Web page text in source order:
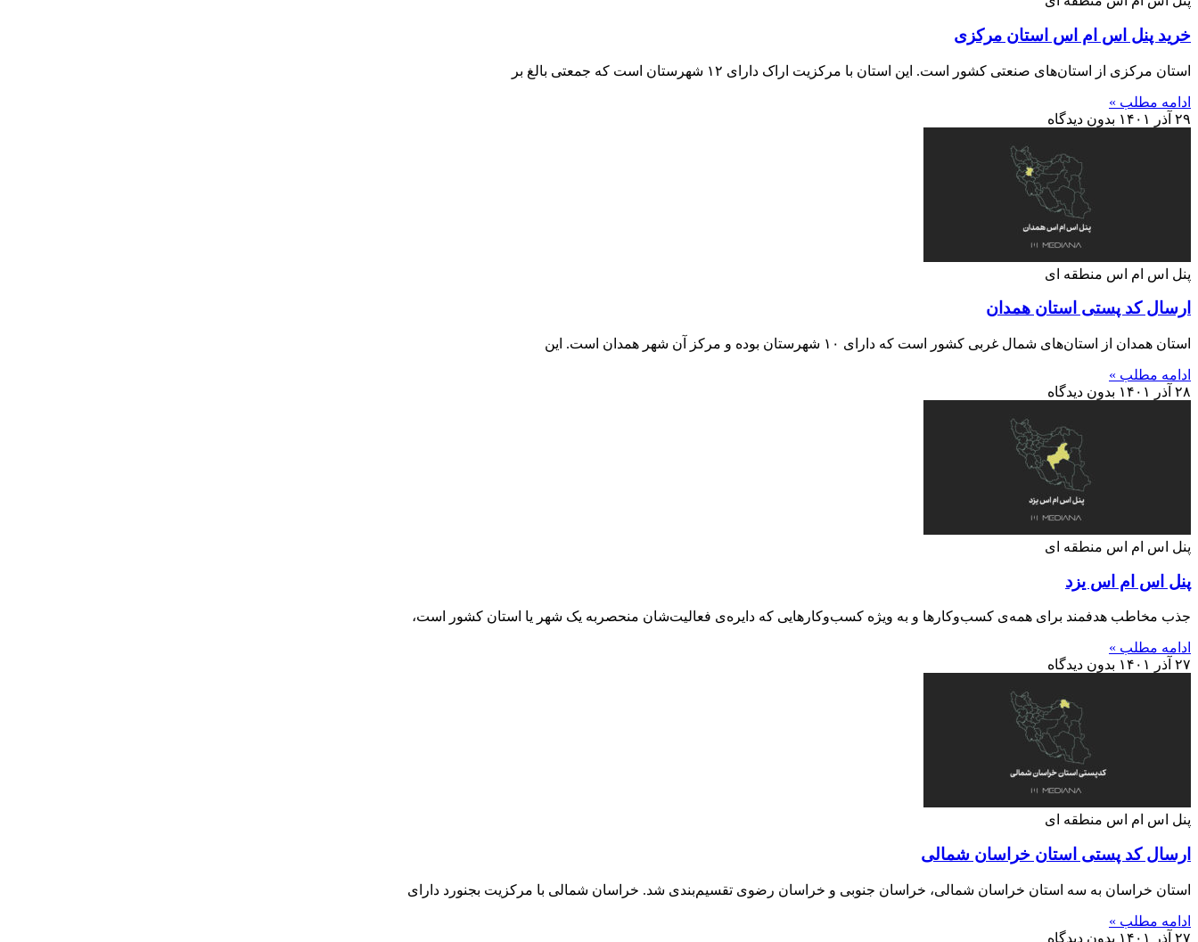
خرید پنل اس ام اس استان مرکزی
استان مرکزی از استان‌های صنعتی کشور است. این استان با مرکزیت اراک دارای ۱۲ شهرستان است که جمعتی بالغ بر
ادامه مطلب »
۲۹ آذر ۱۴۰۱
بدون دیدگاه
پنل اس ام اس منطقه ای
ارسال کد پستی استان همدان
استان همدان از استان‌های شمال غربی کشور است که دارای ۱۰ شهرستان بوده و مرکز آن شهر همدان است. این
ادامه مطلب »
۲۸ آذر ۱۴۰۱
بدون دیدگاه
پنل اس ام اس منطقه ای
پنل اس ام اس یزد
جذب مخاطب هدفمند برای همه‌ی کسب‌وکارها و به ویژه کسب‌وکارهایی که دایره‌ی فعالیت‌شان منحصربه یک شهر یا استان کشور است،
ادامه مطلب »
۲۷ آذر ۱۴۰۱
بدون دیدگاه
پنل اس ام اس منطقه ای
ارسال کد پستی استان خراسان شمالی
استان خراسان به سه استان خراسان شمالی، خراسان جنوبی و خراسان رضوی تقسیم‌بندی شد. خراسان شمالی با مرکزیت بجنورد دارای
ادامه مطلب »
۲۷ آذر ۱۴۰۱
بدون دیدگاه